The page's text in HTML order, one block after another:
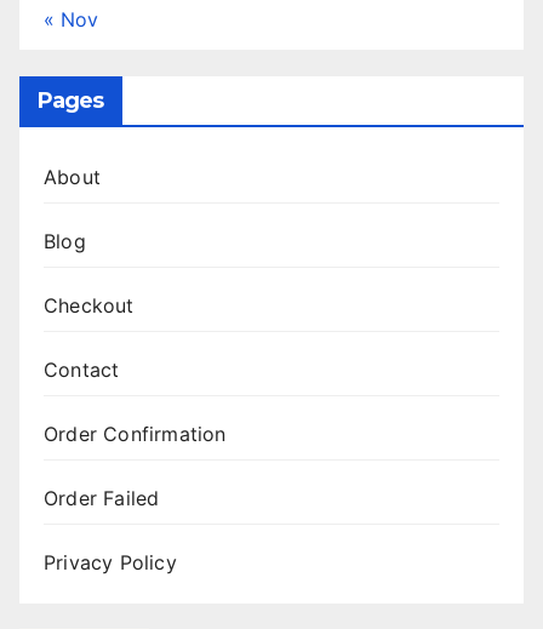
« Nov
Pages
About
Blog
Checkout
Contact
Order Confirmation
Order Failed
Privacy Policy